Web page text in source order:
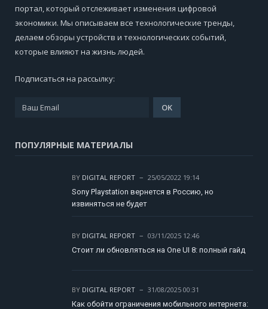
портал, который отслеживает изменения цифровой
экономики. Мы описываем все технологические тренды,
делаем обзоры устройств и технологических событий,
которые влияют на жизнь людей.
Подписаться на рассылку:
ПОПУЛЯРНЫЕ МАТЕРИАЛЫ
BY DIGITAL REPORT
25/05/2022 19:14
Sony Playstation вернется в Россию, но
извиняться не будет
BY DIGITAL REPORT
03/11/2025 12:46
Стоит ли обновляться на One UI 8: полный гайд
BY DIGITAL REPORT
31/08/2025 00:31
Как обойти ограничения мобильного интернета: